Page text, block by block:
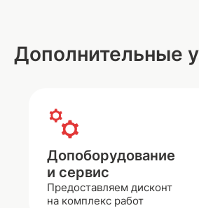
Дополнительные
Допоборудование
и сервис
Предоставляем дисконт
на комплекс работ